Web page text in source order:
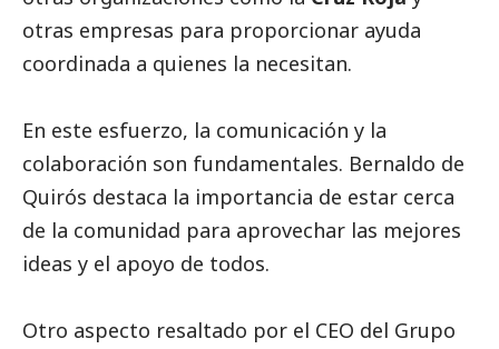
otras empresas para proporcionar ayuda
coordinada a quienes la necesitan.
En este esfuerzo, la comunicación y la
colaboración son fundamentales. Bernaldo de
Quirós destaca la importancia de estar cerca
de la comunidad para aprovechar las mejores
ideas y el apoyo de todos.
Otro aspecto resaltado por el CEO del Grupo